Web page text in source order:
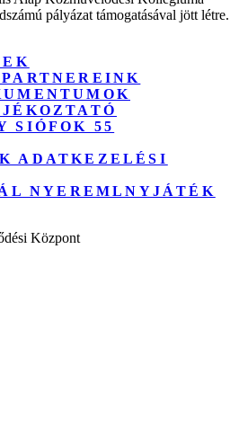
pályázat támogatásával jött létre.
SIÓFOK 55
ADATKEZELÉSI
NYEREMLNYJÁTÉK
Központ